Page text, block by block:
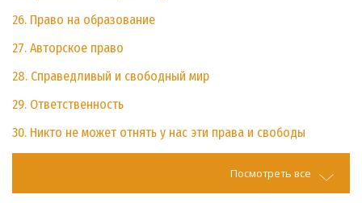
26. Право на образование
27. Авторское право
28. Справедливый и свободный мир
29. Ответственность
30. Никто не может отнять у нас эти права и свободы
Посмотреть все